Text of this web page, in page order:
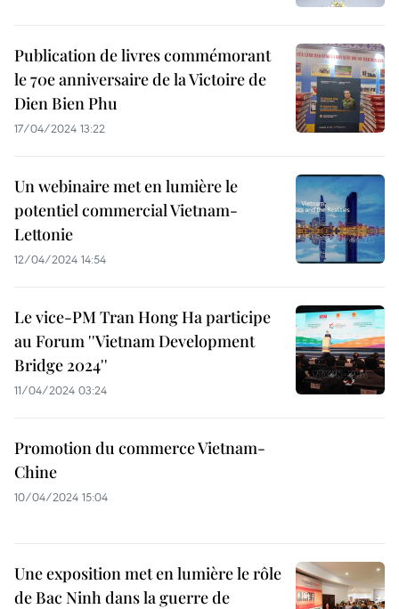
Publication de livres commémorant
le 70e anniversaire de la Victoire de
Dien Bien Phu
17/04/2024 13:22
Un webinaire met en lumière le
potentiel commercial Vietnam-
Lettonie
12/04/2024 14:54
Le vice-PM Tran Hong Ha participe
au Forum ''Vietnam Development
Bridge 2024''
11/04/2024 03:24
Promotion du commerce Vietnam-
Chine
10/04/2024 15:04
Une exposition met en lumière le rôle
de Bac Ninh dans la guerre de